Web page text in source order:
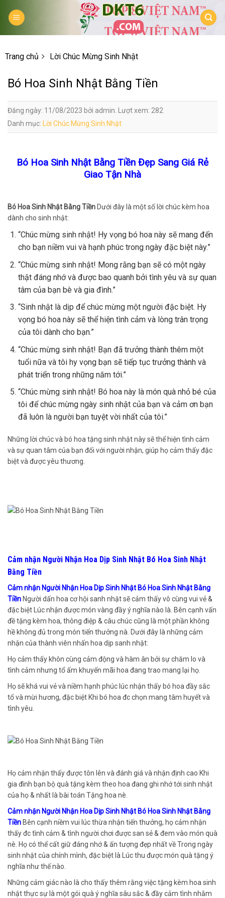
Trang chủ Lời Chúc Mừng Sinh Nhật
Bó Hoa Sinh Nhật Bằng Tiền
Đăng ngày: 11/08/2023 bởi admin. Lượt xem: 282
Danh mục: Lời Chúc Mừng Sinh Nhật
Bó Hoa Sinh Nhật Bằng Tiền Đẹp Sang Giá Rẻ
Giao Tận Nhà
Bó Hoa Sinh Nhật Bằng Tiền Dưới đây là một số lời chúc kèm hoa
dành cho sinh nhật:
“Chúc mừng sinh nhật! Hy vọng bó hoa này sẽ mang đến
cho bạn niềm vui và hạnh phúc trong ngày đặc biệt này.”
“Chúc mừng sinh nhật! Mong rằng bạn sẽ có một ngày
thật đáng nhớ và được bao quanh bởi tình yêu và sự quan
tâm của bạn bè và gia đình.”
“Sinh nhật là dịp để chúc mừng một người đặc biệt. Hy
vọng bó hoa này sẽ thể hiện tình cảm và lòng trân trọng
của tôi dành cho bạn.”
“Chúc mừng sinh nhật! Bạn đã trưởng thành thêm một
tuổi nữa và tôi hy vọng bạn sẽ tiếp tục trưởng thành và
phát triển trong những năm tới.”
“Chúc mừng sinh nhật! Bó hoa này là món quà nhỏ bé của
tôi để chúc mừng ngày sinh nhật của bạn và cảm ơn bạn
đã luôn là người bạn tuyệt vời nhất của tôi.”
Những lời chúc và bó hoa tặng sinh nhật này sẽ thể hiện tình cảm
và sự quan tâm của bạn đối với người nhận, giúp họ cảm thấy đặc
biệt và được yêu thương.
Cảm nhận Người Nhận Hoa Dịp Sinh Nhật Bó Hoa Sinh Nhật
Bằng Tiền
Cảm nhận Người Nhận Hoa Dịp Sinh Nhật Bó Hoa Sinh Nhật Bằng
TiềnNgười dấn hoa cơ hội sanh nhật sẽ cảm thấy vô cùng vui vẻ &
đặc biệt Lúc nhận được món vàng đầy ý nghĩa nào là. Bên cạnh vấn
đề tặng kèm hoa, thông điệp & câu chúc cũng là một phần không
hề không đủ trong món tiến thưởng nà. Dưới đây là những cảm
nhận của thành viên nhấn hoa dịp sanh nhật:
Họ cảm thấy khôn cùng cảm động và hàm ân bởi sự chăm lo và
tình cảm nhưng tổ ấm khuyến mãi hoa đang trao mang lại họ.
Họ sẽ khá vui vẻ và niềm hạnh phúc lúc nhận thấy bó hoa đầy sắc
tố và mừi hương, đặc biệt Khi bó hoa đc chọn mang tâm huyết và
tình yêu.
Họ cảm nhận thấy được tôn lên và đánh giá và nhận định cao Khi
gia đình bạn bộ quà tặng kèm theo hoa đang ghi nhớ tới sinh nhật
của họ & nhất là bài toán Tặng hoa nè.
Cảm nhận Người Nhận Hoa Dịp Sinh Nhật Bó Hoa Sinh Nhật Bằng
Tiền Bên cạnh niềm vui lúc thừa nhận tiến thưởng, họ cảm nhận
thấy đc tình cảm & tình người chơi được san sẻ & đem vào món quà
nè. Họ có thể cất giữ đáng nhớ & ấn tượng đẹp nhất về Trong ngày
sinh nhật của chính mình, đặc biệt là Lúc thu được món quà tặng ý
nghĩa như thế nào.
Những cảm giác nào là cho thấy thêm rằng việc tặng kèm hoa sinh
nhật thực sự là một gói quà ý nghĩa sâu sắc & đầy cảm tình nhằm